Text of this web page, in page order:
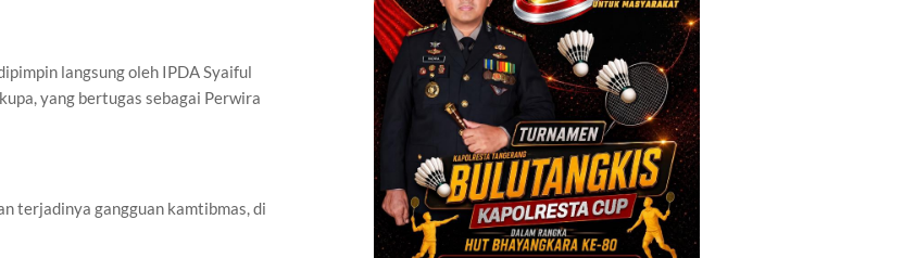
langsung oleh IPDA Syaiful
yang bertugas sebagai Perwira
terjadinya gangguan kamtibmas, di